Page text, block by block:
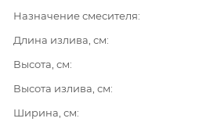
Назначение смесителя
Длина излива, см
Высота, см
Высота излива, см
Ширина, см